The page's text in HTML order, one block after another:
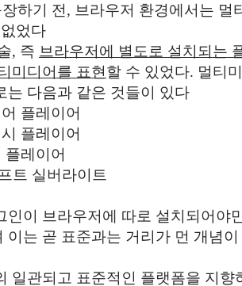
하기 전, 브라우저 환경에서는 멀
었다
, 즉 브라우저에 별도로 설치되는
미디어를 표현할 수 있었다. 멀티
는 다음과 같은 것들이 있다
플레이어
플레이어
플레이어
트 실버라이트
인이 브라우저에 따로 설치되어야
이는 곧 표준과는 거리가 먼 개념
일관되고 표준적인 플랫폼을 지